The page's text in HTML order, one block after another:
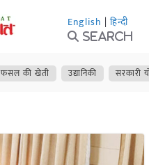
English | हिन्दी
Search
फसल की खेती उद्यानिकी सरकारी